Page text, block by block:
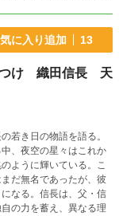
に入り追加 13
つけ 織田信長 天
若き日の物語を語る。
、夜空の星々はこれか
ように輝いている。こ
だ無名であったが、彼
なる。信長は、父・信
の力を蓄え、異なる理